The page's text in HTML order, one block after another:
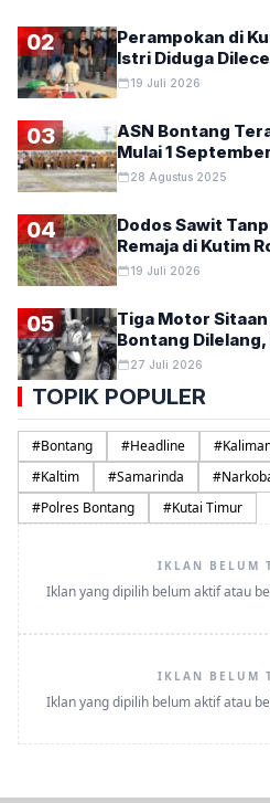
02
Perampokan di
Istri Diduga
19 Juli 2026
03
ASN Bontang
Mulai 1
28 Agustus 2025
04
Dodos Sawit
Remaja di Kutim
19 Juli 2026
05
Tiga Motor
Bontang
27 Juli 2026
TOPIK POPULER
#Bontang #Headline #
#Kaltim #Samarinda #
#Polres Bontang #Kutai Timur
IKLAN BELUM
Iklan yang dipilih belum aktif atau
IKLAN BELUM
Iklan yang dipilih belum aktif atau